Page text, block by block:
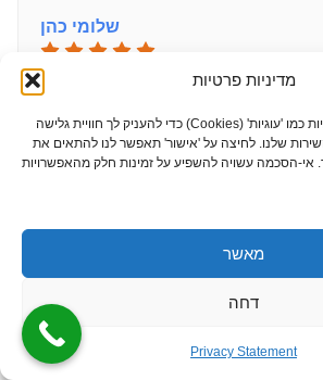
מדיניות פרטיות
אנחנו משתמשים בטכנולוגיות כמו 'עוגיות' (Cookies) כדי להעניק לך חוויית גלישה
שלנו. לחיצה על 'אישור' תאפשר לנו להתאים את
אי-הסכמה עשויה להשפיע על זמינות חלק מהאפשרויות
מאשר
דחה
Privacy Statement
שלומי כהן
מקצועי, אדיב והוגן במחיר.מומלץ ביותר!
מהתקשורת הראשונית, מקצועי, אמין, זריז